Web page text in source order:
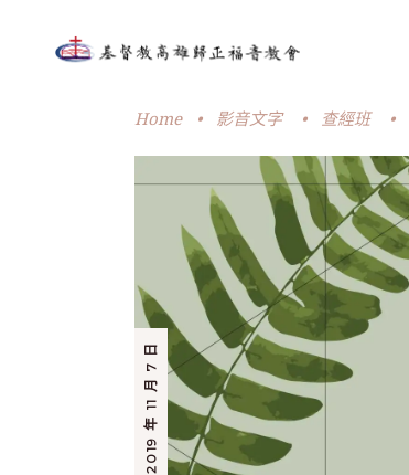
Home • 影音文字 • 查經班 •
2019 年 11 月 7 日